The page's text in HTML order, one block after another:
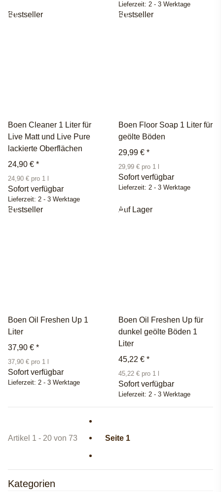
Lieferzeit: 2 - 3 Werktage
Bestseller
Boen Cleaner 1 Liter für
Live Matt und Live Pure
lackierte Oberflächen
24,90 € *
24,90 € pro 1 l
Sofort verfügbar
Lieferzeit: 2 - 3 Werktage
Bestseller
Boen Floor Soap 1 Liter für
geölte Böden
29,99 € *
29,99 € pro 1 l
Sofort verfügbar
Lieferzeit: 2 - 3 Werktage
Bestseller
Boen Oil Freshen Up 1
Liter
37,90 € *
37,90 € pro 1 l
Sofort verfügbar
Lieferzeit: 2 - 3 Werktage
Auf Lager
Boen Oil Freshen Up für
dunkel geölte Böden 1
Liter
45,22 € *
45,22 € pro 1 l
Sofort verfügbar
Lieferzeit: 2 - 3 Werktage
Artikel 1 - 20 von 73 Seite 1
Kategorien